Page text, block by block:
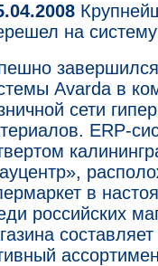
на
Avarda в
сети
ERP-
в
российских